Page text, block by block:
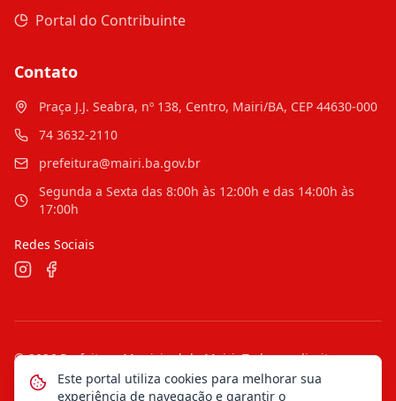
Portal do Contribuinte
Contato
Praça J.J. Seabra, nº 138, Centro, Mairi/BA, CEP 44630-000
74 3632-2110
prefeitura@mairi.ba.gov.br
Segunda a Sexta das 8:00h às 12:00h e das 14:00h às
17:00h
Redes Sociais
©2026 Prefeitura Municipal de Mairi. Todos os direitos
reservados.Este portal utiliza cookies para melhorar sua
experiência de navegação e garantir o